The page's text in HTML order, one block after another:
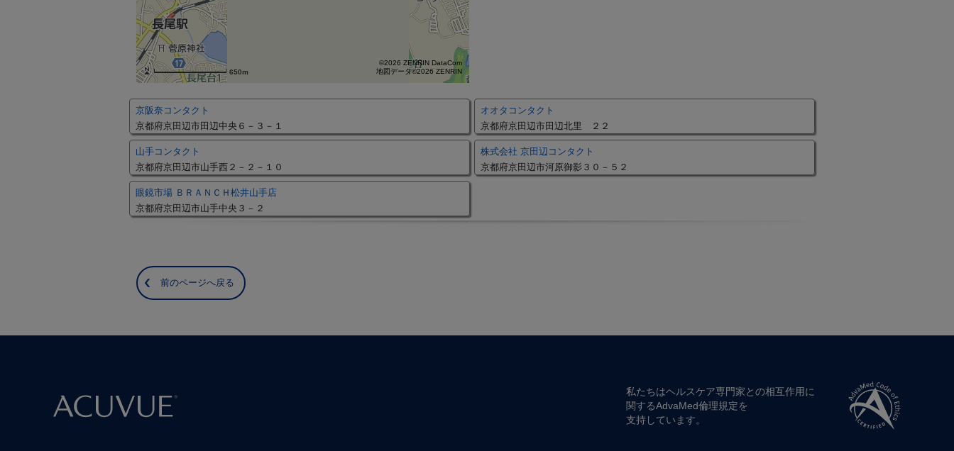
650m
©2026 ZENRIN DataCom
地図データ©2026 ZENRIN
京阪奈コンタクト
京都府京田辺市田辺中央６－３－１
オオタコンタクト
京都府京田辺市田辺北里 ２２
山手コンタクト
京都府京田辺市山手西２－２－１０
株式会社 京田辺コンタクト
京都府京田辺市河原御影３０－５２
眼鏡市場 ＢＲＡＮＣＨ松井山手店
京都府京田辺市山手中央３－２
前のページへ戻る
私たちは​ヘルスケア専門家との​相互作用に​
関する​AdvaMed倫理規定を​
支持しています。